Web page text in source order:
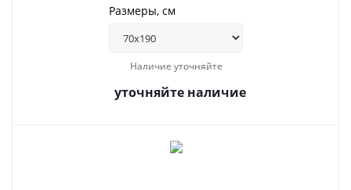
Размеры, см
Наличие уточняйте
уточняйте наличие